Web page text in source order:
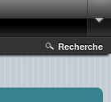
Recherche